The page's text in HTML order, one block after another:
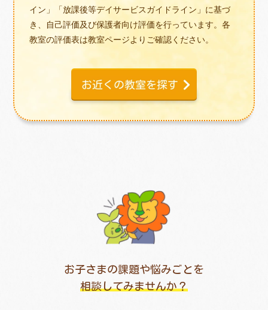
イン」「放課後等デイサービスガイドライン」に基づ
き、自己評価及び保護者向け評価を行っています。各
教室の評価表は教室ページよりご確認ください。
お子さまの課題や悩みごとを
相談してみませんか？